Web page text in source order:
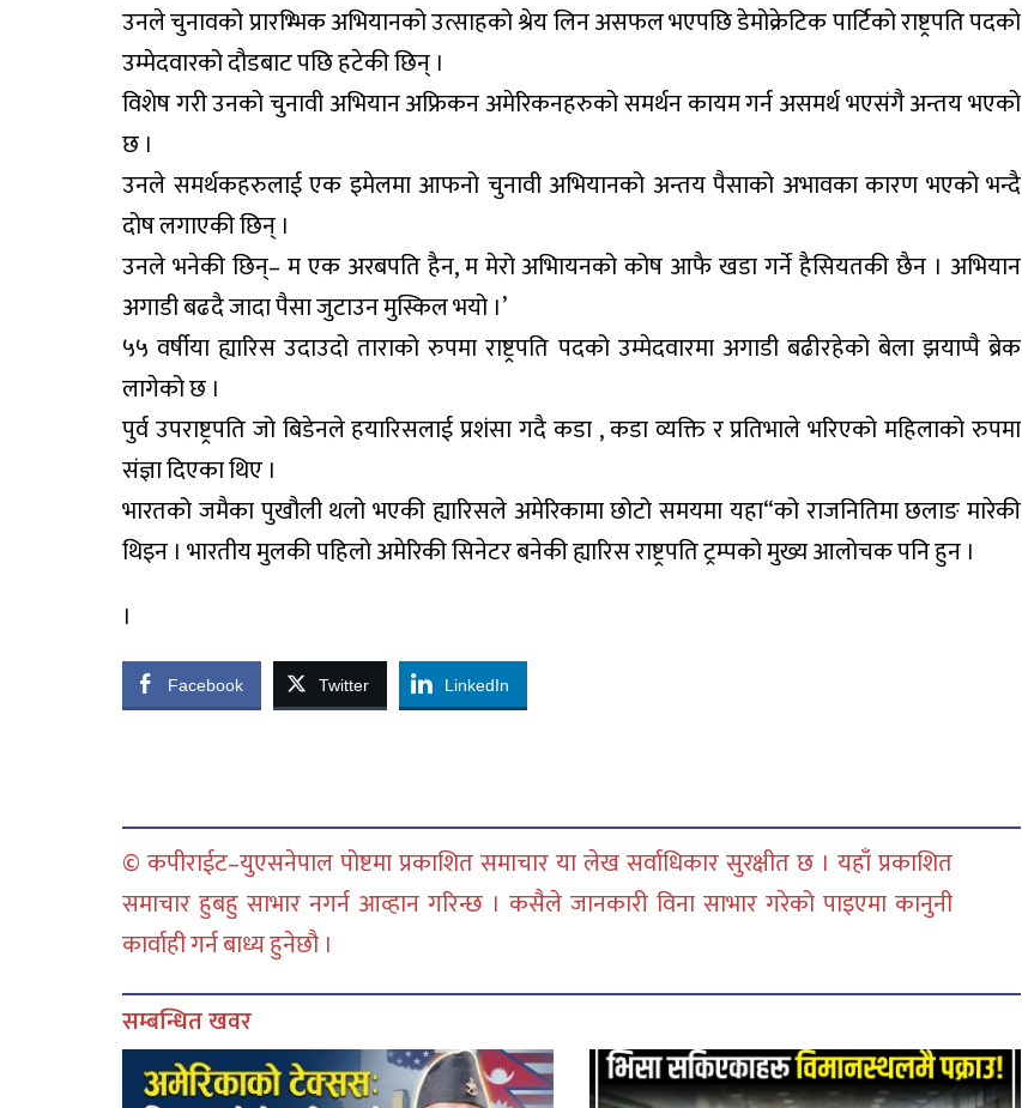
उनले चुनावको प्रारभ्भिक अभियानको उत्साहको श्रेय लिन असफल भएपछि डेमोक्रेटिक पार्टिको राष्ट्रपति पदको
उम्मेदवारको दौडबाट पछि हटेकी छिन् ।
विशेष गरी उनको चुनावी अभियान अफ्रिकन अमेरिकनहरुको समर्थन कायम गर्न असमर्थ भएसंगै अन्तय भएको
छ ।
उनले समर्थकहरुलाई एक इमेलमा आफनो चुनावी अभियानको अन्तय पैसाको अभावका कारण भएको भन्दै
दोष लगाएकी छिन् ।
उनले भनेकी छिन्– म एक अरबपति हैन, म मेरो अभिायनको कोष आफै खडा गर्ने हैसियतकी छैन । अभियान
अगाडी बढदै जादा पैसा जुटाउन मुस्किल भयो ।’
५५ वर्षीया ह्यारिस उदाउदो ताराको रुपमा राष्ट्रपति पदको उम्मेदवारमा अगाडी बढीरहेको बेला झयाप्पै ब्रेक
लागेको छ ।
पुर्व उपराष्ट्रपति जो बिडेनले हयारिसलाई प्रशंसा गदै कडा , कडा व्यक्ति र प्रतिभाले भरिएको महिलाको रुपमा
संज्ञा दिएका थिए ।
भारतको जमैका पुखौली थलो भएकी ह्यारिसले अमेरिकामा छोटो समयमा यहा“को राजनितिमा छलाङ मारेकी
थिइन । भारतीय मुलकी पहिलो अमेरिकी सिनेटर बनेकी ह्यारिस राष्ट्रपति ट्रम्पको मुख्य आलोचक पनि हुन ।
।
Facebook Twitter LinkedIn
© कपीराईट–युएसनेपाल पोष्टमा प्रकाशित समाचार या लेख सर्वाधिकार सुरक्षीत छ । यहाँ प्रकाशित
समाचार हुबहु साभार नगर्न आव्हान गरिन्छ । कसैले जानकारी विना साभार गरेको पाइएमा कानुनी
कार्वाही गर्न बाध्य हुनेछौ ।
सम्बन्धित खवर